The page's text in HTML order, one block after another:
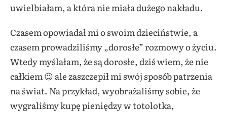
uwielbiałam, a która nie miała dużego nakładu.
Czasem opowiadał mi o swoim dzieciństwie, a
czasem prowadziliśmy „dorosłe” rozmowy o życiu.
Wtedy myślałam, że są dorosłe, dziś wiem, że nie
całkiem 😉 ale zaszczepił mi swój sposób patrzenia
na świat. Na przykład, wyobrażaliśmy sobie, że
wygraliśmy kupę pieniędzy w totolotka,